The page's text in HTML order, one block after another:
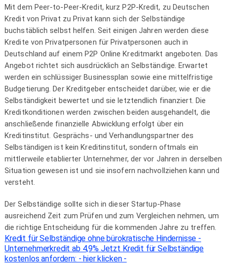
Mit dem Peer-to-Peer-Kredit, kurz P2P-Kredit, zu Deutschen
Kredit von Privat zu Privat kann sich der Selbständige
buchstäblich selbst helfen. Seit einigen Jahren werden diese
Kredite von Privatpersonen für Privatpersonen auch in
Deutschland auf einem P2P Online Kreditmarkt angeboten. Das
Angebot richtet sich ausdrücklich an Selbständige. Erwartet
werden ein schlüssiger Businessplan sowie eine mittelfristige
Budgetierung. Der Kreditgeber entscheidet darüber, wie er die
Selbständigkeit bewertet und sie letztendlich finanziert. Die
Kreditkonditionen werden zwischen beiden ausgehandelt, die
anschließende finanzielle Abwicklung erfolgt über ein
Kreditinstitut. Gesprächs- und Verhandlungspartner des
Selbständigen ist kein Kreditinstitut, sondern oftmals ein
mittlerweile etablierter Unternehmer, der vor Jahren in derselben
Situation gewesen ist und sie insofern nachvollziehen kann und
versteht.
Der Selbständige sollte sich in dieser Startup-Phase
ausreichend Zeit zum Prüfen und zum Vergleichen nehmen, um
die richtige Entscheidung für die kommenden Jahre zu treffen.
Kredit für Selbständige ohne bürokratische Hindernisse -
Unternehmerkredit ab 4,9% Jetzt Kredit für Selbständige
kostenlos anfordern: - hier klicken -